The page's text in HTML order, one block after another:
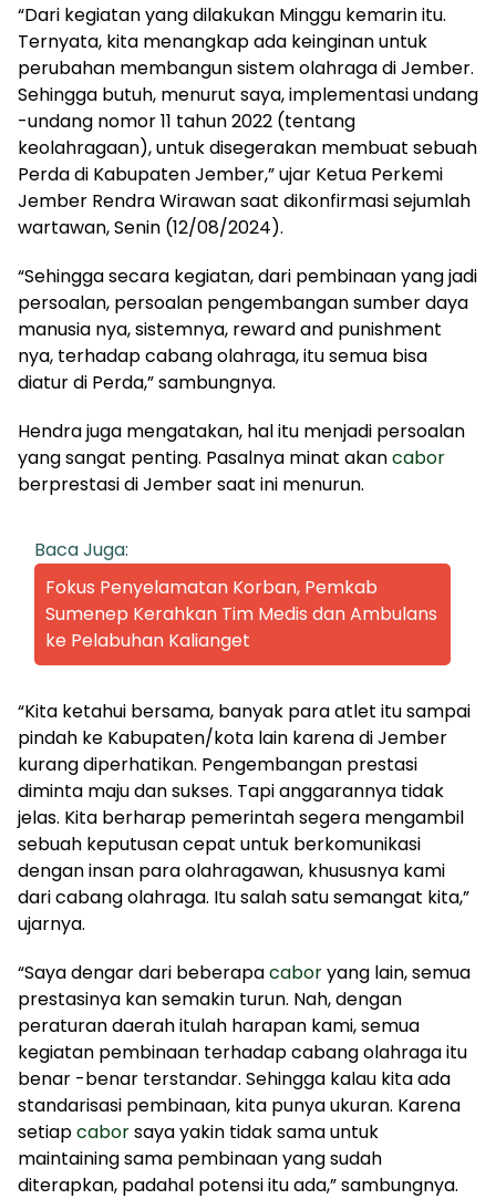
“Dari kegiatan yang dilakukan Minggu kemarin itu.
Ternyata, kita menangkap ada keinginan untuk
perubahan membangun sistem olahraga di Jember.
Sehingga butuh, menurut saya, implementasi undang
-undang nomor 11 tahun 2022 (tentang
keolahragaan), untuk disegerakan membuat sebuah
Perda di Kabupaten Jember,” ujar Ketua Perkemi
Jember Rendra Wirawan saat dikonfirmasi sejumlah
wartawan, Senin (12/08/2024).
“Sehingga secara kegiatan, dari pembinaan yang jadi
persoalan, persoalan pengembangan sumber daya
manusia nya, sistemnya, reward and punishment
nya, terhadap cabang olahraga, itu semua bisa
diatur di Perda,” sambungnya.
Hendra juga mengatakan, hal itu menjadi persoalan
yang sangat penting. Pasalnya minat akancabor
berprestasi di Jember saat ini menurun.
Baca Juga:
Fokus Penyelamatan Korban, Pemkab
Sumenep Kerahkan Tim Medis dan Ambulans
ke Pelabuhan Kalianget
“Kita ketahui bersama, banyak para atlet itu sampai
pindah ke Kabupaten/kota lain karena di Jember
kurang diperhatikan. Pengembangan prestasi
diminta maju dan sukses. Tapi anggarannya tidak
jelas. Kita berharap pemerintah segera mengambil
sebuah keputusan cepat untuk berkomunikasi
dengan insan para olahragawan, khususnya kami
dari cabang olahraga. Itu salah satu semangat kita,”
ujarnya.
“Saya dengar dari beberapacaboryang lain, semua
prestasinya kan semakin turun. Nah, dengan
peraturan daerah itulah harapan kami, semua
kegiatan pembinaan terhadap cabang olahraga itu
benar -benar terstandar. Sehingga kalau kita ada
standarisasi pembinaan, kita punya ukuran. Karena
setiapcaborsaya yakin tidak sama untuk
maintaining sama pembinaan yang sudah
diterapkan, padahal potensi itu ada,” sambungnya.